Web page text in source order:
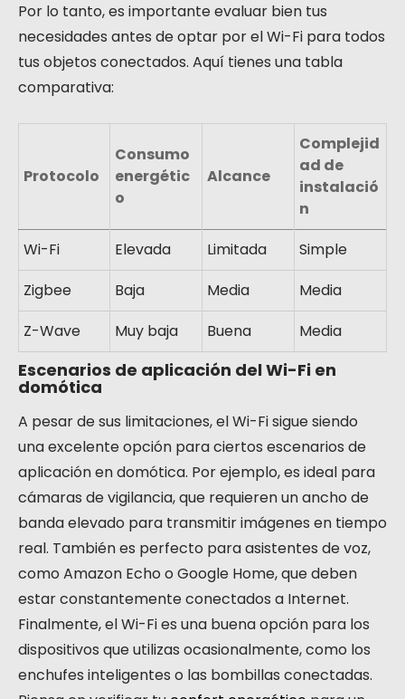
Por lo tanto, es importante evaluar bien tus
necesidades antes de optar por el Wi-Fi para todos
tus objetos conectados. Aquí tienes una tabla
comparativa:
Protocolo
Consumo
energétic
o
Alcance
Complejid
ad de
instalació
n
Wi-Fi
Elevada Limitada
Simple
Zigbee
Baja Media
Media
Z-Wave
Muy baja Buena Media
Escenarios de aplicación del Wi-Fi en
domótica
A pesar de sus limitaciones, el Wi-Fi sigue siendo
una excelente opción para ciertos escenarios de
aplicación en domótica. Por ejemplo, es ideal para
cámaras de vigilancia, que requieren un ancho de
banda elevado para transmitir imágenes en tiempo
real. También es perfecto para asistentes de voz,
como Amazon Echo o Google Home, que deben
estar constantemente conectados a Internet.
Finalmente, el Wi-Fi es una buena opción para los
dispositivos que utilizas ocasionalmente, como los
enchufes inteligentes o las bombillas conectadas.